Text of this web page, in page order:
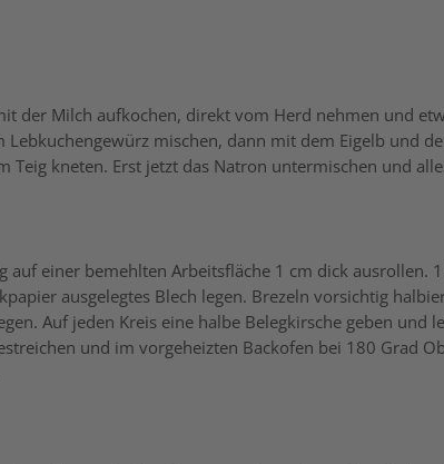
der Milch aufkochen, direkt vom Herd nehmen und
Lebkuchengewürz mischen, dann mit dem Eigelb und
Teig kneten. Erst jetzt das Natron untermischen und
auf einer bemehlten Arbeitsfläche 1 cm dick ausrollen.
ausgelegtes Blech legen. Brezeln vorsichtig
Auf jeden Kreis eine halbe Belegkirsche geben und
und im vorgeheizten Backofen bei 180 Grad